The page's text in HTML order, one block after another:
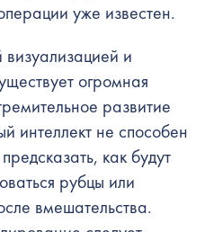
уже известен.
и
огромная
развитие
интеллект не способен
как будут
рубцы или
вмешательства.